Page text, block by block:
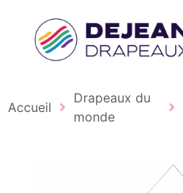
Accueil
Drapeaux du
monde